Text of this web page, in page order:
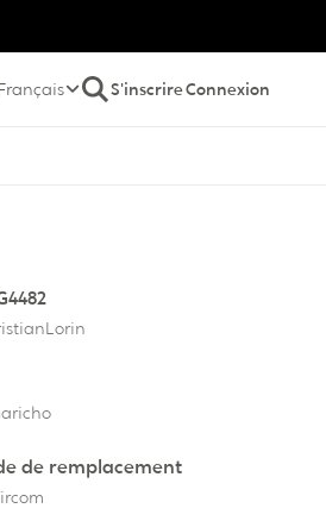
S'inscrireConnexion
de remplacement